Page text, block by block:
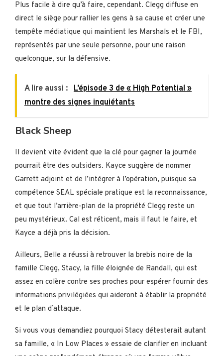
Plus facile à dire qu’à faire, cependant. Clegg diffuse en
direct le siège pour rallier les gens à sa cause et créer une
tempête médiatique qui maintient les Marshals et le FBI,
représentés par une seule personne, pour une raison
quelconque, sur la défensive.
A lire aussi :
L’épisode 3 de « High Potential »
montre des signes inquiétants
Black Sheep
Il devient vite évident que la clé pour gagner la journée
pourrait être des outsiders. Kayce suggère de nommer
Garrett adjoint et de l’intégrer à l’opération, puisque sa
compétence SEAL spéciale pratique est la reconnaissance,
et que tout l’arrière-plan de la propriété Clegg reste un
peu mystérieux. Cal est réticent, mais il faut le faire, et
Kayce a déjà pris la décision.
Ailleurs, Belle a réussi à retrouver la brebis noire de la
famille Clegg, Stacy, la fille éloignée de Randall, qui est
assez en colère contre ses proches pour espérer fournir des
informations privilégiées qui aideront à établir la propriété
et le plan d’attaque.
Si vous vous demandiez pourquoi Stacy détesterait autant
sa famille, « In Low Places » essaie de clarifier en incluant